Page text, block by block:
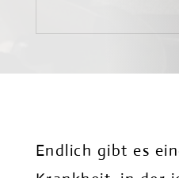
Endlich gibt es